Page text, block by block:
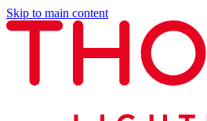
Skip to main content